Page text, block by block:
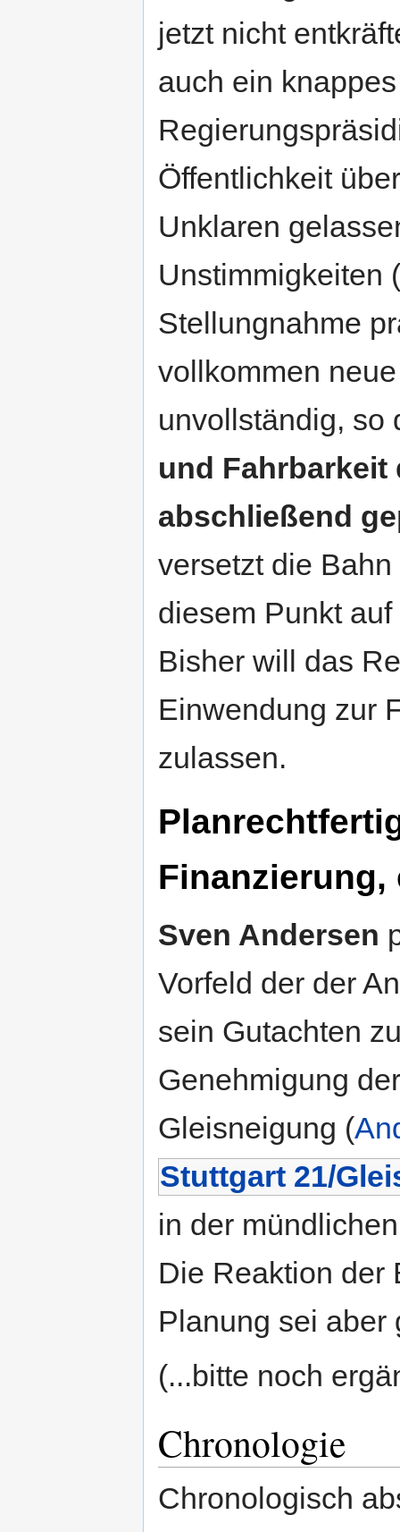
jetzt nicht
auch ein
Öffentlichkeit
Unklaren
Unstimmigkeiten (
Stellungnahme
vollkommen
unvollständig,
und
abschließend
versetzt die
diesem Punkt
Bisher will das
Einwendung zur
zulassen.
Finanzierung,
Sven Andersen
Vorfeld der der
sein Gutachten
Genehmigung
Gleisneigung (
Stuttgart 21/
in der
Die Reaktion der
Planung sei aber
(...bitte noch
Chronologie
Chronologisch